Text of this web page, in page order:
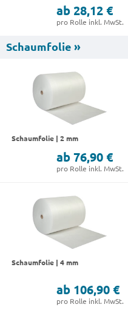
ab 28,12 €
pro Rolle inkl. MwSt.
Schaumfolie »
Schaumfolie | 2 mm
ab 76,90 €
pro Rolle inkl. MwSt.
Schaumfolie | 4 mm
ab 106,90 €
pro Rolle inkl. MwSt.